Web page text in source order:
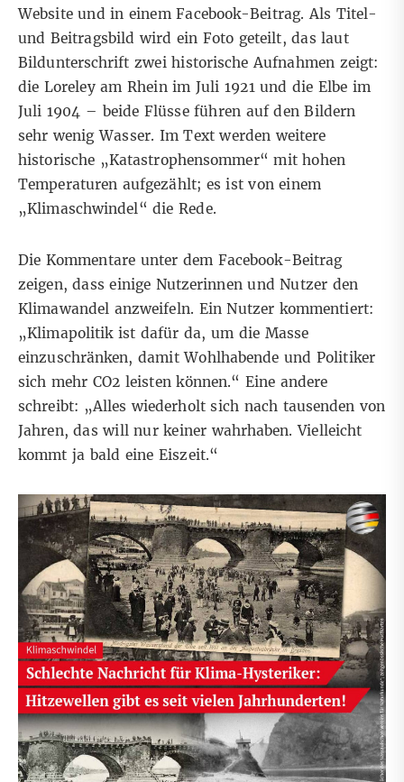
Websiteund in einemFacebook-Beitrag. Als Titel-
und Beitragsbild wird ein Foto geteilt, das laut
Bildunterschrift zwei historische Aufnahmen zeigt:
die Loreley am Rhein im Juli 1921 und die Elbe im
Juli 1904 – beide Flüsse führen auf den Bildern
sehr wenig Wasser. Im Text werden weitere
historische „Katastrophensommer“ mit hohen
Temperaturen aufgezählt; es ist von einem
„Klimaschwindel“ die Rede.
Die Kommentare unter dem Facebook-Beitrag
zeigen, dass einige Nutzerinnen und Nutzer den
Klimawandel anzweifeln. Ein Nutzer kommentiert:
„Klimapolitik ist dafür da, um die Masse
einzuschränken, damit Wohlhabende und Politiker
sich mehr CO2 leisten können.“ Eine andere
schreibt: „Alles wiederholt sich nach tausenden von
Jahren, das will nur keiner wahrhaben. Vielleicht
kommt ja bald eine Eiszeit.“